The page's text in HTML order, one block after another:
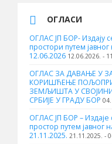
ОГЛАСИ
ОГЛАС ЈП БОР- Издају
простори путем
12.06.2026 12.06.2026. -
ОГЛАС ЗА ДАВАЊЕ У
КОРИШЋЕЊЕ
ЗЕМЉИШТА У
СРБИЈЕ У ГРАДУ БОР
ОГЛАС ЈП БОР – Издаје
простор путем јавног
21.11.2025. 21.11.2025. -